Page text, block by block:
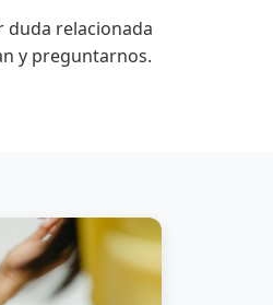
duda relacionada
y preguntarnos.